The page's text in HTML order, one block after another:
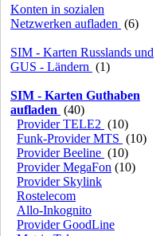
Konten in sozialen
Netzwerken aufladen (6)
SIM - Karten Russlands und
GUS - Ländern (1)
SIM - Karten Guthaben
aufladen (40)
Provider TELE2 (10)
Funk-Provider MTS (10)
Provider Beeline (10)
Provider MegaFon (10)
Provider Skylink
Rostelecom
Allo-Inkognito
Provider GoodLine